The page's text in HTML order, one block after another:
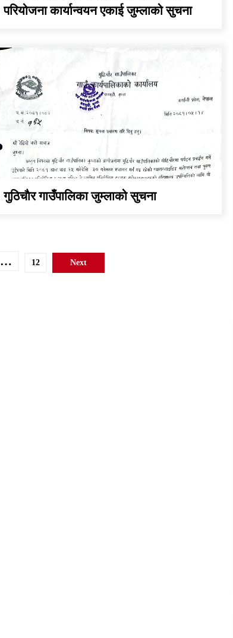
परियोजना कार्यान्वयन एकाई जुम्लाको सुचना
गुठिचाैर गाउँपालिका जुम्लाको सुचना
… 12 Next